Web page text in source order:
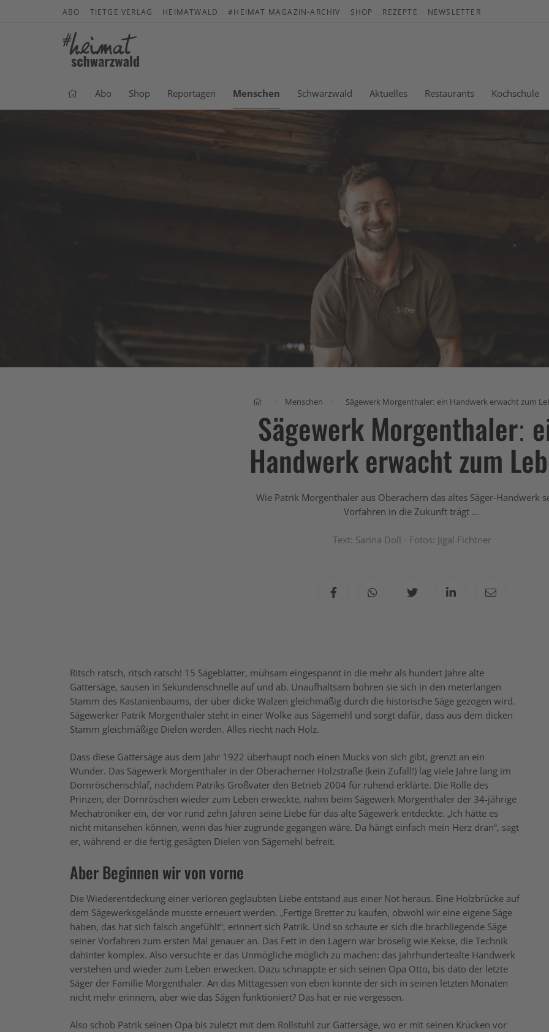
ABO TIETGE VERLAG HEIMATWALD #HEIMAT MAGAZIN-ARCHIV SHOP REZEPTE NEWSLETTER
Abo Shop Reportagen Menschen Schwarzwald Aktuelles Restaurants Kochschule
Menschen Sägewerk Morgenthaler: ein Handwerk erwacht zum
Sägewerk Morgenthaler:
Handwerk erwacht zum
Wie Patrik Morgenthaler aus Oberachern das altes Säger-Handwerk
Vorfahren in die Zukunft trägt …
Text: Sarina Doll · Fotos: Jigal Fichtner
Ritsch ratsch, ritsch ratsch! 15 Sägeblätter, mühsam eingespannt in die mehr als hundert Jahre alte
Gattersäge, sausen in Sekundenschnelle auf und ab. Unaufhaltsam bohren sie sich in den meterlangen
Stamm des Kastanienbaums, der über dicke Walzen gleichmäßig durch die historische Säge gezogen wird.
Sägewerker Patrik Morgenthaler steht in einer Wolke aus Sägemehl und sorgt dafür, dass aus dem dicken
Stamm gleichmäßige Dielen werden. Alles riecht nach Holz.
Dass diese Gattersäge aus dem Jahr 1922 überhaupt noch einen Mucks von sich gibt, grenzt an ein
Wunder. Das Sägewerk Morgenthaler in der Oberacherner Holzstraße (kein Zufall!) lag viele Jahre lang im
Dornröschenschlaf, nachdem Patriks Großvater den Betrieb 2004 für ruhend erklärte. Die Rolle des
Prinzen, der Dornröschen wieder zum Leben erweckte, nahm beim Sägewerk Morgenthaler der 34-jährige
Mechatroniker ein, der vor rund zehn Jahren seine Liebe für das alte Sägewerk entdeckte. „Ich hätte es
nicht mitansehen können, wenn das hier zugrunde gegangen wäre. Da hängt einfach mein Herz dran“, sagt
er, während er die fertig gesägten Dielen von Sägemehl befreit.
Aber Beginnen wir von vorne
Die Wiederentdeckung einer verloren geglaubten Liebe entstand aus einer Not heraus. Eine Holzbrücke auf
dem Sägewerksgelände musste erneuert werden. „Fertige Bretter zu kaufen, obwohl wir eine eigene Säge
haben, das hat sich falsch angefühlt“, erinnert sich Patrik. Und so schaute er sich die brachliegende Säge
seiner Vorfahren zum ersten Mal genauer an. Das Fett in den Lagern war bröselig wie Kekse, die Technik
dahinter komplex. Also versuchte er das Unmögliche möglich zu machen: das jahrhundertealte Handwerk
verstehen und wieder zum Leben erwecken. Dazu schnappte er sich seinen Opa Otto, bis dato der letzte
Säger der Familie Morgenthaler. An das Mittagessen von eben konnte der sich in seinen letzten Monaten
nicht mehr erinnern, aber wie das Sägen funktioniert? Das hat er nie vergessen.
Also schob Patrik seinen Opa bis zuletzt mit dem Rollstuhl zur Gattersäge, wo er mit seinen Krücken vor